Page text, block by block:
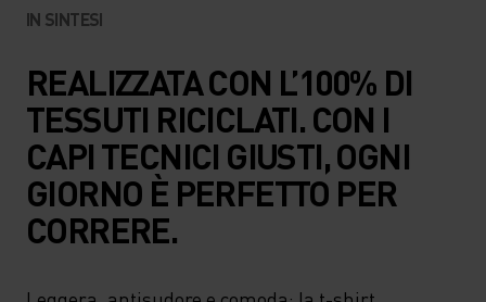
IN SINTESI
REALIZZATA CON L’100% DI
TESSUTI RICICLATI. CON I
CAPI TECNICI GIUSTI, OGNI
GIORNO È PERFETTO PER
CORRERE.